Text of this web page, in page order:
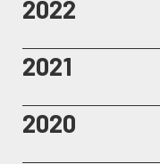
2022
2021
2020